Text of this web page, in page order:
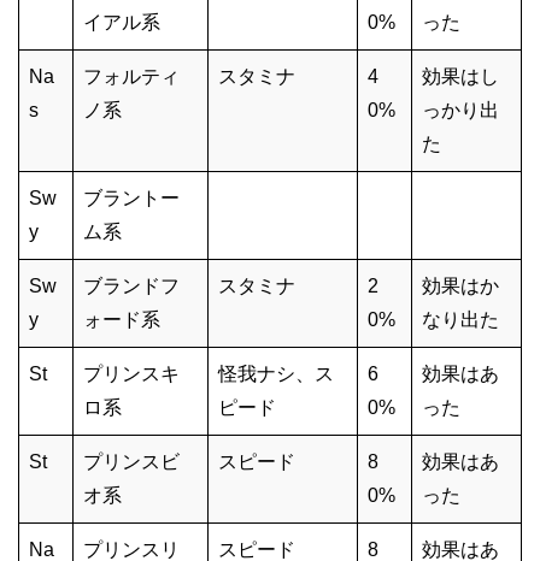
イアル系
0%
った
Na
s
フォルティ
ノ系
スタミナ
4
0%
効果はし
っかり出
た
Sw
y
ブラントー
ム系
Sw
y
ブランドフ
ォード系
スタミナ
2
0%
効果はか
なり出た
St
プリンスキ
ロ系
怪我ナシ、ス
ピード
6
0%
効果はあ
った
St
プリンスビ
オ系
スピード
8
0%
効果はあ
った
Na
プリンスリ
スピード
8
効果はあ